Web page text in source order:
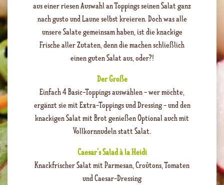
aus einer riesen Auswahl an Toppings seinen Salat ganz
nach gusto und Laune selbst kreieren. Doch was alle
unsere Salate gemeinsam haben, ist die knackige
Frische aller Zutaten, denn die machen schließlich
einen guten Salat aus, oder?!
Der Große
Einfach 4 Basic-Toppings auswählen - wer möchte,
ergänzt sie mit Extra-Toppings und Dressing - und den
knackigen Salat mit Brot genießen Optional auch mit
Vollkornnudeln statt Salat.
Caesar’s Salad à la Heidi
Knackfrischer Salat mit Parmesan, Croûtons, Tomaten
und Caesar-Dressing